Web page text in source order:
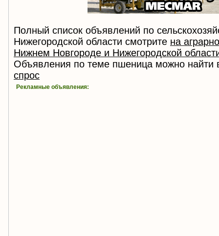
Полный список объявлений по
Нижегородской области смотрите на
Нижнем Новгороде и Нижегородской
Объявления по теме пшеница можно найти
спрос
Рекламные объявления: